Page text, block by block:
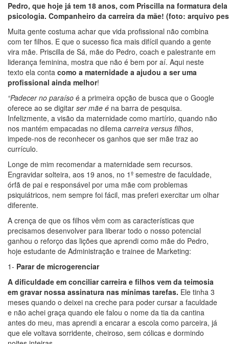
Pedro, que hoje já tem 18 anos, com Priscilla na formatura
psicologia. Companheiro da carreira da mãe! (foto: arquivo
Muita gente costuma achar que vida profissional não combina
com ter filhos. E que o sucesso fica mais difícil quando a gente
vira mãe. Priscilla de Sá, mãe do Pedro, coach e palestrante em
liderança feminina, mostra que não é bem por aí. Aqui neste
texto ela conta como a maternidade a ajudou a ser uma
profissional ainda melhor!
“Padecer no paraíso é a primeira opção de busca que o Google
oferece ao se digitar ser mãe é na barra de pesquisa.
Infelizmente, a visão da maternidade como martírio, quando não
nos mantém empacadas no dilema carreira versus filhos,
impede-nos de reconhecer os ganhos que ser mãe traz ao
currículo.
Longe de mim recomendar a maternidade sem recursos.
Engravidar solteira, aos 19 anos, no 1º semestre de faculdade,
órfã de pai e responsável por uma mãe com problemas
psiquiátricos, nem sempre foi fácil, mas preferi exercitar um olhar
diferente.
A crença de que os filhos vêm com as características que
precisamos desenvolver para liberar todo o nosso potencial
ganhou o reforço das lições que aprendi como mãe do Pedro,
hoje estudante de Administração e trainee de Marketing:
1- Parar de microgerenciar
A dificuldade em conciliar carreira e filhos vem da teimosia
em gravar nossa assinatura nas mínimas tarefas. Ele tinha 3
meses quando o deixei na creche para poder cursar a faculdade
e não achei graça quando ele falou o nome da tia da cantina
antes do meu, mas aprendi a encarar a escola como parceira, já
que ele voltava sorridente, cheiroso, sem cólicas e dormindo